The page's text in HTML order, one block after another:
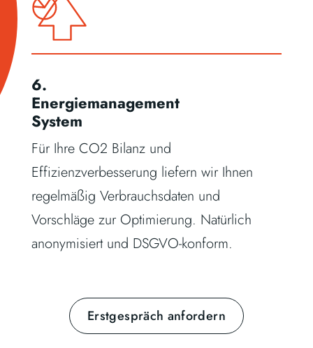
6.
Energiemanagement
System
Für Ihre CO2 Bilanz und
Effizienzverbesserung liefern wir Ihnen
regelmäßig Verbrauchsdaten und
Vorschläge zur Optimierung. Natürlich
anonymisiert und DSGVO-konform.
Erstgespräch anfordern